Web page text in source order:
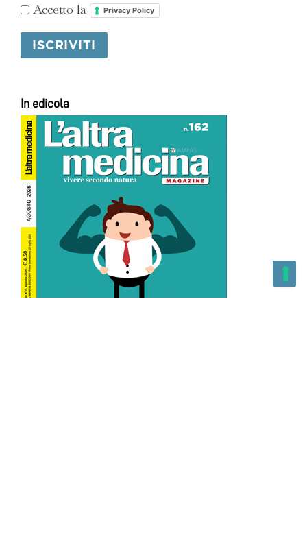
Accetto la Privacy Policy
In edicola